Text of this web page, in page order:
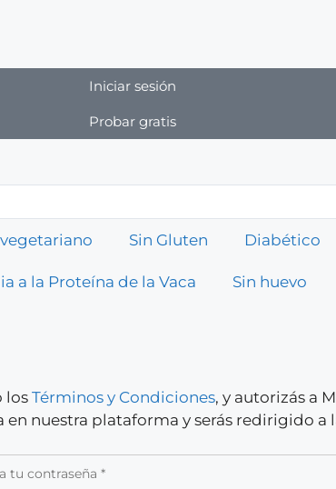
Iniciar sesión
Probar gratis
Sin Gluten Diabético
a la Proteína de la Vaca Sin huevo
los Términos y Condiciones, y autorizás a
nuestra plataforma y serás redirigido a